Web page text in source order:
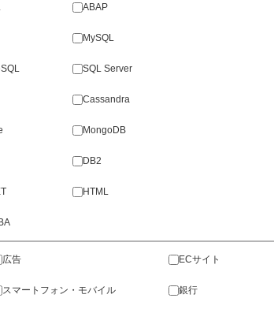
ABAP
MySQL
SQL Server
Cassandra
MongoDB
DB2
HTML
広告 ECサイト
スマートフォン・モバイル 銀行